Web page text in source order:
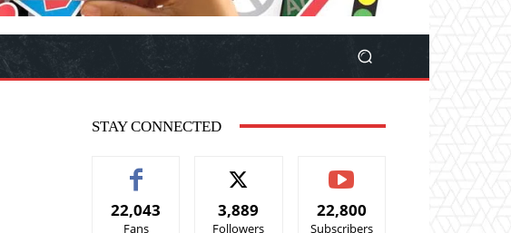
STAY CONNECTED
22,043
Fans
3,889
Followers
22,800
Subscribers